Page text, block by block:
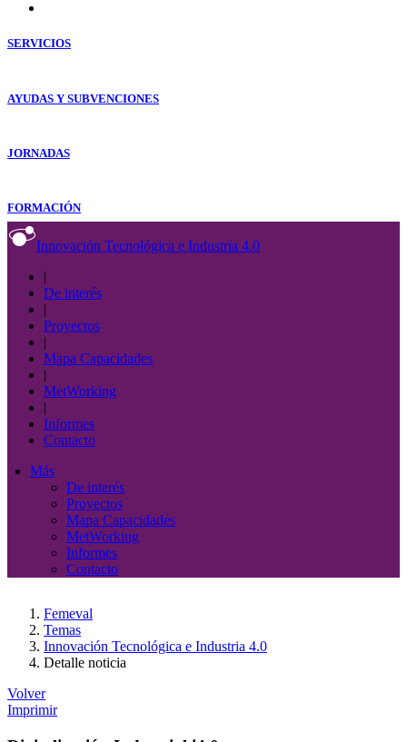
SERVICIOS
AYUDAS Y SUBVENCIONES
JORNADAS
FORMACIÓN
Innovación Tecnológica e Industria 4.0
|
De interés
|
Proyectos
|
Mapa Capacidades
|
MetWorking
|
Informes
Contacto
Más
De interés
Proyectos
Mapa Capacidades
MetWorking
Informes
Contacto
Femeval
Temas
Innovación Tecnológica e Industria 4.0
Detalle noticia
Volver
Imprimir